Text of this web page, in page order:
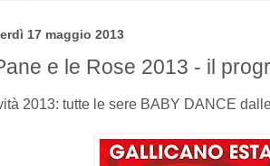
17 maggio 2013
e le Rose 2013 - il
2013: tutte le sere BABY DANCE